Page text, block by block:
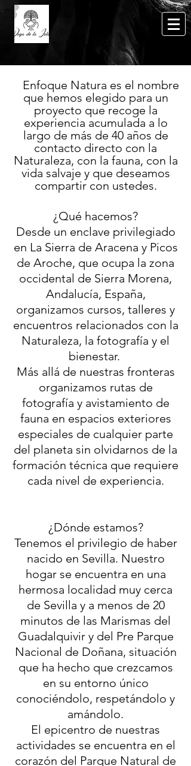
Enfoque Natura es el nombre
que hemos elegido para un
proyecto que recoge la
experiencia acumulada a lo
largo de más de 40 años de
contacto directo con la
Naturaleza, con la fauna, con la
vida salvaje y que deseamos
compartir con ustedes.
¿Qué hacemos?
Desde un enclave privilegiado
en La Sierra de Aracena y Picos
de Aroche, que ocupa la zona
occidental de Sierra Morena,
Andalucía, España,
organizamos cursos, talleres y
encuentros relacionados con la
Naturaleza, la fotografía y el
bienestar.
Más allá de nuestras fronteras
organizamos rutas de
fotografía y avistamiento de
fauna en espacios exteriores
especiales de cualquier parte
del planeta sin olvidarnos de la
formación técnica que requiere
cada nivel de experiencia.
¿Dónde estamos?
Tenemos el privilegio de haber
nacido en Sevilla. Nuestro
hogar se encuentra en una
hermosa localidad muy cerca
de Sevilla y a menos de 20
minutos de las Marismas del
Guadalquivir y del Pre Parque
Nacional de Doñana, situación
que ha hecho que crezcamos
en su entorno único
conociéndolo, respetándolo y
amándolo.
El epicentro de nuestras
actividades se encuentra en el
corazón del Parque Natural de